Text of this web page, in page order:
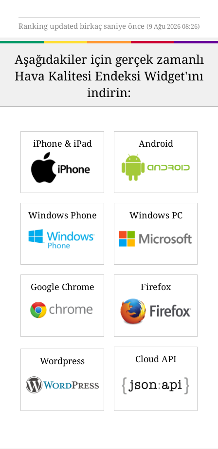
Ranking updated birkaç saniye önce (9 Ağu 2026 08:26)
Aşağıdakiler için gerçek zamanlı
Hava Kalitesi Endeksi Widget'ını
indirin:
iPhone & iPad Android
Windows Phone Windows PC
Google Chrome Firefox
Wordpress Cloud API